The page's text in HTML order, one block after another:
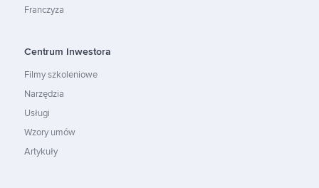
Franczyza
Centrum Inwestora
Filmy szkoleniowe
Narzędzia
Usługi
Wzory umów
Artykuły